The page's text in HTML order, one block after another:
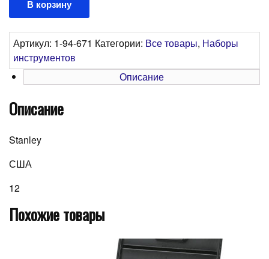
В корзину
Артикул: 1-94-671 Категории: Все товары, Наборы
инструментов
Описание
Описание
Stanley
США
12
Похожие товары